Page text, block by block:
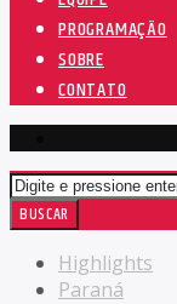
PROGRAMAÇÃO
SOBRE
CONTATO
Highlights
Paraná